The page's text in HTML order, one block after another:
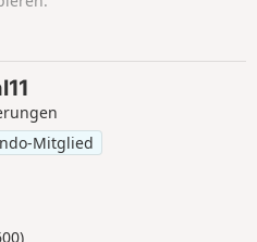
Mitglied